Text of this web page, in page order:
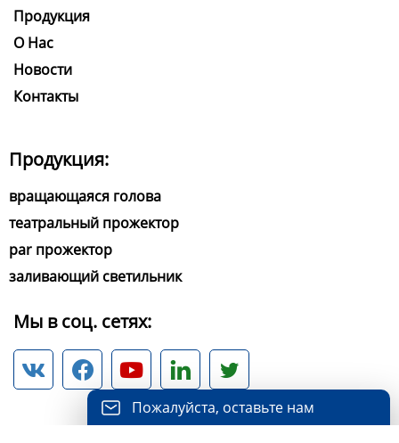
Пожалуйста, оставьте нам
Продукция
О Нас
Новости
Контакты
Продукция:
вращающаяся голова
театральный прожектор
par прожектор
заливающий светильник
Мы в соц. сетях:
    